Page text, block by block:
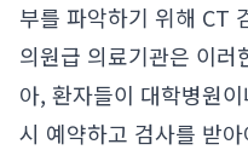
부를 파악하기 위해 CT
의원급 의료기관은 이
아, 환자들이 대학병원
시 예약하고 검사를 받